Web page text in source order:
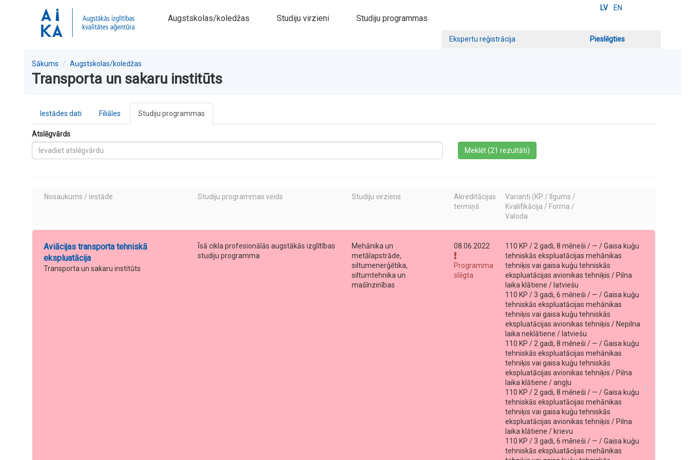
LV EN
Augstskolas/koledžas Studiju virzieni Studiju programmas
Ekspertu reģistrācija Pieslēgties
Sākums Augstskolas/koledžas
Transporta un sakaru institūts
Iestādes dati Filiāles Studiju programmas
Atslēgvārds
Meklēt (21 rezultāti)
Nosaukums / iestāde Studiju programmas veids Studiju virziens
Akreditācijas
termiņš
Varianti (KP / Ilgums /
Kvalifikācija / Forma /
Valoda
Aviācijas transporta tehniskā
ekspluatācija
Transporta un sakaru institūts
Īsā cikla profesionālās augstākās izglītības
studiju programma
Mehānika un
metālapstrāde,
siltumenerģētika,
siltumtehnika un
mašīnzinības
08.06.2022
Programma
slēgta
110 KP / 2 gadi, 8 mēneši / — / Gaisa kuģu
tehniskās ekspluatācijas mehānikas
tehniķis vai gaisa kuģu tehniskās
ekspluatācijas avionikas tehniķis / Pilna
laika klātiene / latviešu
110 KP / 3 gadi, 6 mēneši / — / Gaisa kuģu
tehniskās ekspluatācijas mehānikas
tehniķis vai gaisa kuģu tehniskās
ekspluatācijas avionikas tehniķis / Nepilna
laika neklātiene / latviešu
110 KP / 2 gadi, 8 mēneši / — / Gaisa kuģu
tehniskās ekspluatācijas mehānikas
tehniķis vai gaisa kuģu tehniskās
ekspluatācijas avionikas tehniķis / Pilna
laika klātiene / angļu
110 KP / 2 gadi, 8 mēneši / — / Gaisa kuģu
tehniskās ekspluatācijas mehānikas
tehniķis vai gaisa kuģu tehniskās
ekspluatācijas avionikas tehniķis / Pilna
laika klātiene / krievu
110 KP / 3 gadi, 6 mēneši / — / Gaisa kuģu
tehniskās ekspluatācijas mehānikas